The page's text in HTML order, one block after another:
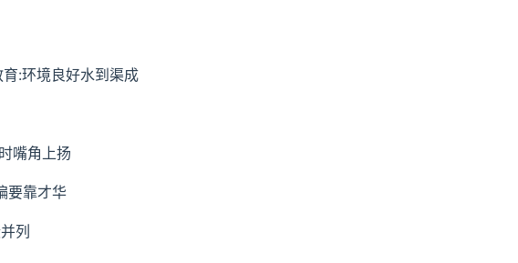
嘴角上扬
靠才华
列